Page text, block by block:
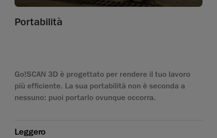
Portabilità
Go!SCAN 3D è progettato per rendere il tuo lavoro
più efficiente. La sua portabilità non è seconda a
nessuno: puoi portarlo ovunque occorra.
Leggero